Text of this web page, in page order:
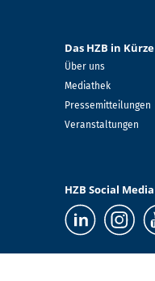
Das HZB in Kürze
Über uns
Mediathek
Pressemitteilungen
Veranstaltungen
HZB Social Media